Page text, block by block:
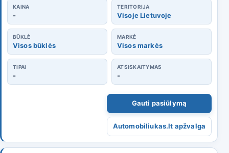
KAINA
-
TERITORIJA
Visoje Lietuvoje
BŪKLĖ
Visos būklės
MARKĖ
Visos markės
TIPAI
-
ATSISKAITYMAS
-
Gauti pasiūlymą
Automobiliukas.lt apžvalga